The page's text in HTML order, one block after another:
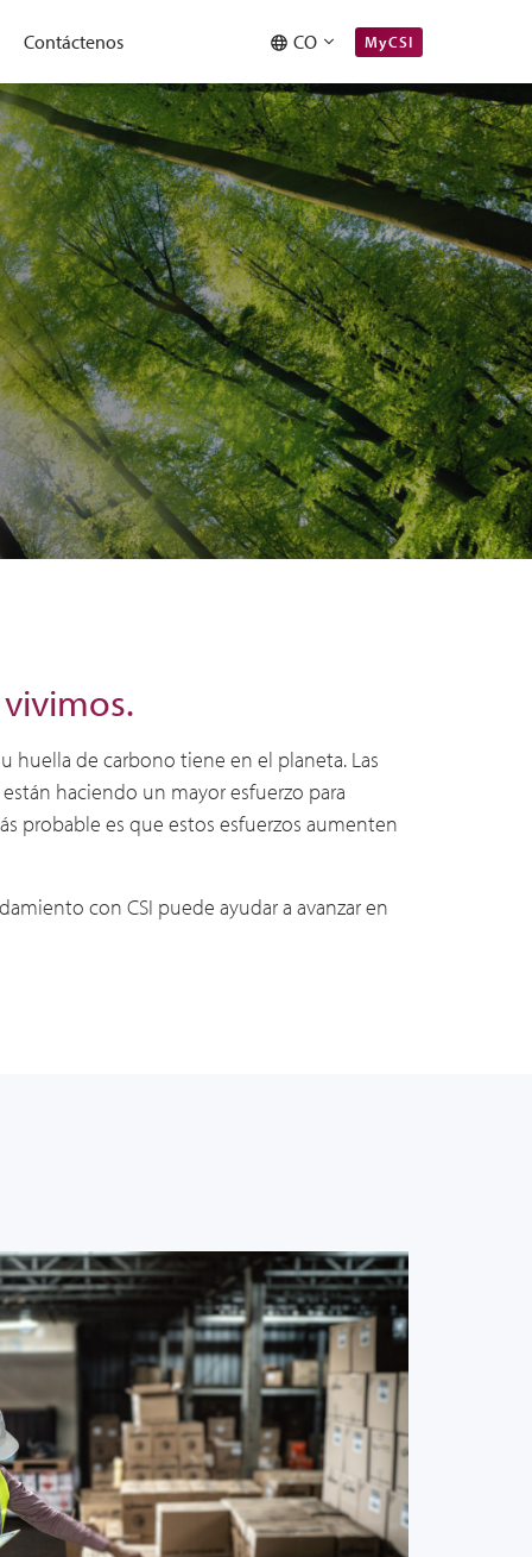
Contáctenos CO MyCSI
huella de carbono tiene en el planeta. Las
haciendo un mayor esfuerzo para
probable es que estos esfuerzos aumenten
con CSI puede ayudar a avanzar en